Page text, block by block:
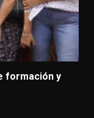
formación y